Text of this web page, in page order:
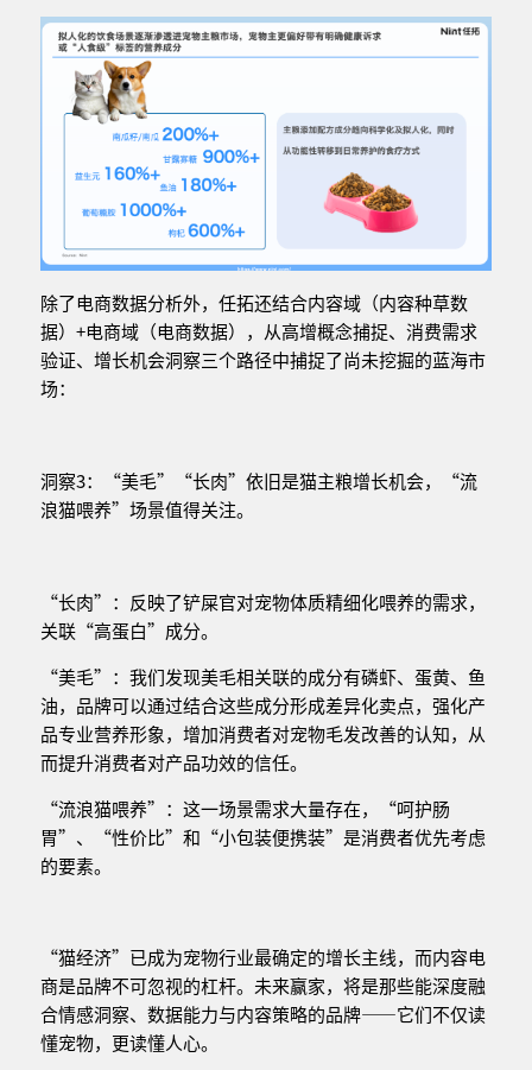
除了电商数据分析外，任拓还结合内容域（内容种草数
据）+电商域（电商数据），从高增概念捕捉、消费需求
验证、增长机会洞察三个路径中捕捉了尚未挖掘的蓝海市
场：
洞察3：“美毛”“长肉”依旧是猫主粮增长机会，“流
浪猫喂养”场景值得关注。
“长肉”：反映了铲屎官对宠物体质精细化喂养的需求，
关联“高蛋白”成分。
“美毛”：我们发现美毛相关联的成分有磷虾、蛋黄、鱼
油，品牌可以通过结合这些成分形成差异化卖点，强化产
品专业营养形象，增加消费者对宠物毛发改善的认知，从
而提升消费者对产品功效的信任。
“流浪猫喂养”：这一场景需求大量存在，“呵护肠
胃”、“性价比”和“小包装便携装”是消费者优先考虑
的要素。
“猫经济”已成为宠物行业最确定的增长主线，而内容电
商是品牌不可忽视的杠杆。未来赢家，将是那些能深度融
合情感洞察、数据能力与内容策略的品牌——它们不仅读
懂宠物，更读懂人心。